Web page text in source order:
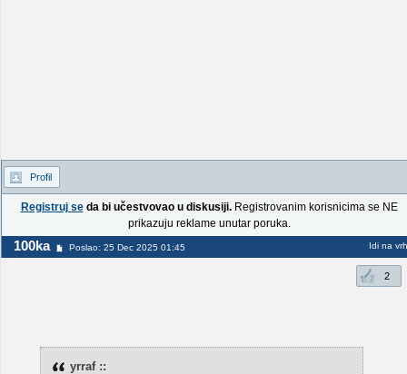
Profil
Registruj seda bi učestvovao u diskusiji.Registrovanim korisnicima se NE
prikazuju reklame unutar poruka.
100ka Poslao: 25 Dec 2025 01:45 Idi na vrh
2
yrraf ::